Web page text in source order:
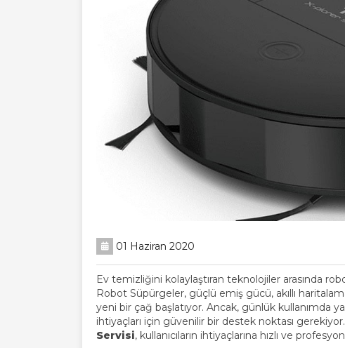
01 Haziran 2020
Ev temizliğini kolaylaştıran teknolojiler arasında
Robot Süpürgeler, güçlü emiş gücü, akıllı
yeni bir çağ başlatıyor. Ancak, günlük kullanımda
ihtiyaçları için güvenilir bir destek noktası
Servisi, kullanıcıların ihtiyaçlarına hızlı ve